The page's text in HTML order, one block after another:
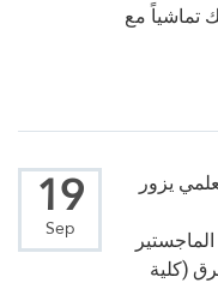
تماشياً مع
19
Sep
يزور
(كلية